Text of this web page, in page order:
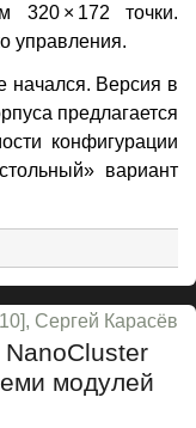
320 × 172 точки.
управления.
начался. Версия в
предлагается
конфигурации
вариант
Сергей Карасёв
модулей